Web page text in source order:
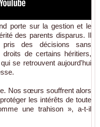
porte sur la gestion et le
des parents disparus. Il
des décisions sans
de certains héritiers,
se retrouvent aujourd'hui
Nos sœurs souffrent alors
les intérêts de toute
une trahison », a-t-il